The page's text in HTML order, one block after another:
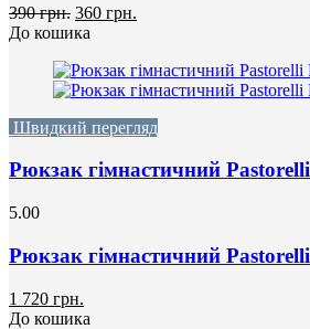
390 грн. 360 грн.
До кошика
Швидкий перегляд
Рюкзак гімнастичний
5.00
Рюкзак гімнастичний
1 720 грн.
До кошика